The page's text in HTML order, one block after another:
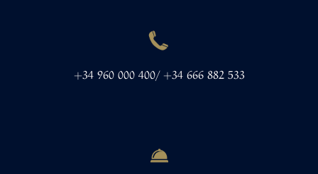
+34 960 000 400/ +34 666 882 533